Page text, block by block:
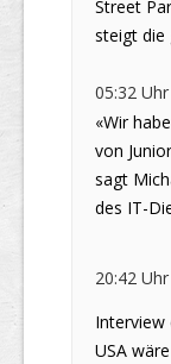
Street
steigt die
05:32 Uhr
«Wir
von
sagt
des IT-
20:42 Uhr
Interview
USA